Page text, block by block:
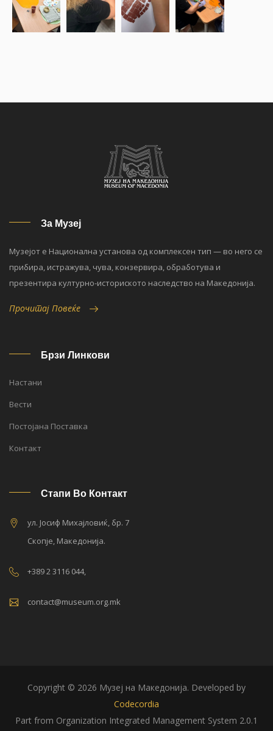
За Музеј
Музејот е Национална установа од комплексен тип — во него се
прибира, истражува, чува, конзервира, обработува и
презентира културно-историското наследство на Македонија.
Прочитај Повеќе
Брзи Линкови
Настани
Вести
Постојана Поставка
Контакт
Стапи Во Контакт
ул. Јосиф Михајловиќ, бр. 7
Скопје, Македонија.
+389 2 3116 044,
contact@museum.org.mk
Copyright © 2026 Музеј на Македонија. Developed by
Codecordia
Part from Organization Integrated Management System 2.0.1